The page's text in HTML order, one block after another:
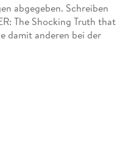
abgegeben. Schreiben
The Shocking Truth that
damit anderen bei der